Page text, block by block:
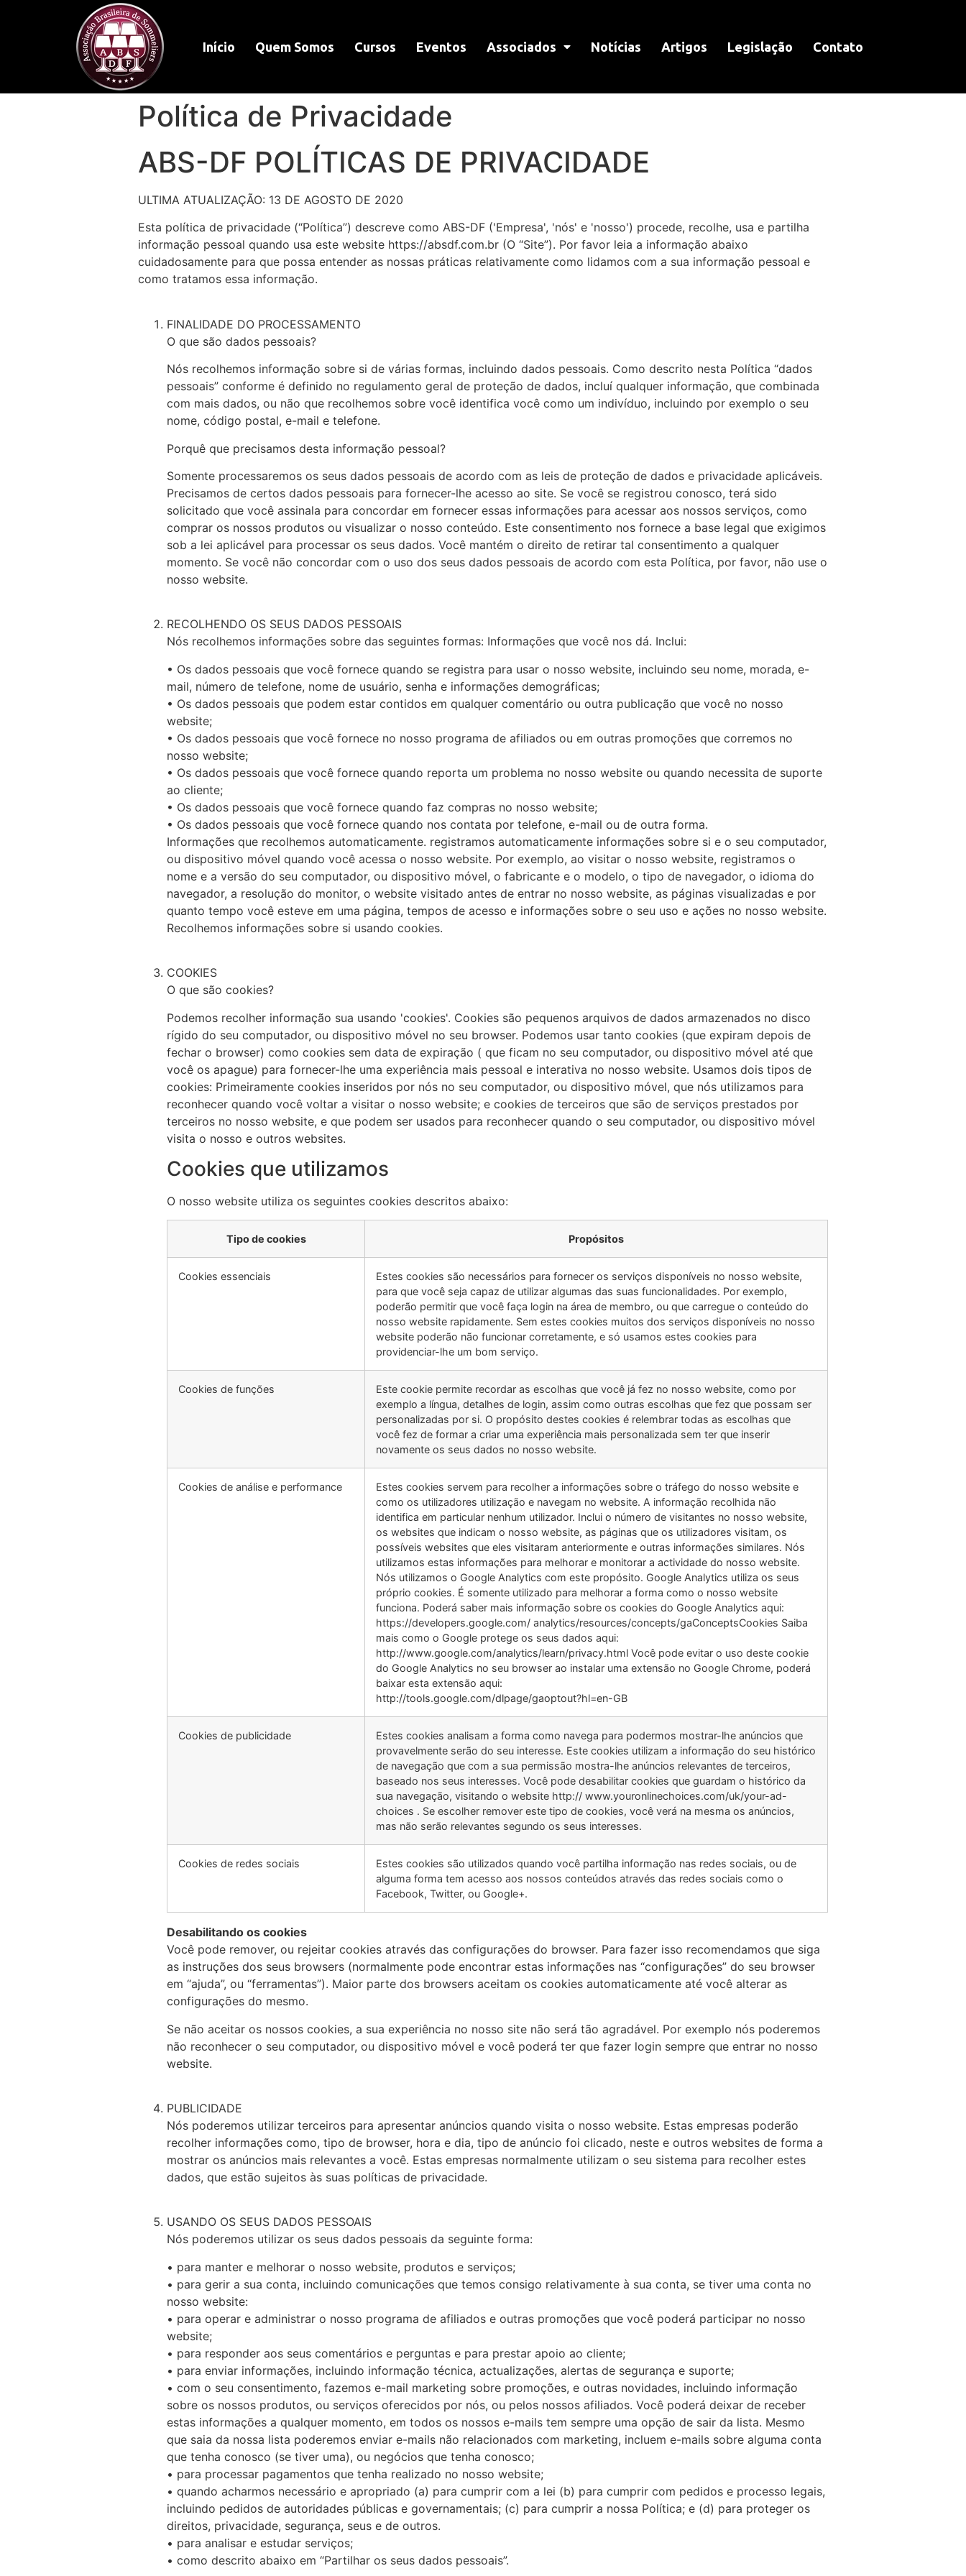
Início Quem Somos Cursos Eventos Associados Notícias Artigos Legislação Contato
Política de Privacidade
ABS-DF POLÍTICAS DE PRIVACIDADE
ULTIMA ATUALIZAÇÃO: 13 DE AGOSTO DE 2020
Esta política de privacidade (“Política”) descreve como ABS-DF ('Empresa', 'nós' e 'nosso') procede, recolhe, usa e partilha
informação pessoal quando usa este website https://absdf.com.br (O “Site”). Por favor leia a informação abaixo
cuidadosamente para que possa entender as nossas práticas relativamente como lidamos com a sua informação pessoal e
como tratamos essa informação.
FINALIDADE DO PROCESSAMENTO
O que são dados pessoais?
Nós recolhemos informação sobre si de várias formas, incluindo dados pessoais. Como descrito nesta Política “dados
pessoais” conforme é definido no regulamento geral de proteção de dados, incluí qualquer informação, que combinada
com mais dados, ou não que recolhemos sobre você identifica você como um indivíduo, incluindo por exemplo o seu
nome, código postal, e-mail e telefone.
Porquê que precisamos desta informação pessoal?
Somente processaremos os seus dados pessoais de acordo com as leis de proteção de dados e privacidade aplicáveis.
Precisamos de certos dados pessoais para fornecer-lhe acesso ao site. Se você se registrou conosco, terá sido
solicitado que você assinala para concordar em fornecer essas informações para acessar aos nossos serviços, como
comprar os nossos produtos ou visualizar o nosso conteúdo. Este consentimento nos fornece a base legal que exigimos
sob a lei aplicável para processar os seus dados. Você mantém o direito de retirar tal consentimento a qualquer
momento. Se você não concordar com o uso dos seus dados pessoais de acordo com esta Política, por favor, não use o
nosso website.
RECOLHENDO OS SEUS DADOS PESSOAIS
Nós recolhemos informações sobre das seguintes formas: Informações que você nos dá. Inclui:
• Os dados pessoais que você fornece quando se registra para usar o nosso website, incluindo seu nome, morada, e-
mail, número de telefone, nome de usuário, senha e informações demográficas;
• Os dados pessoais que podem estar contidos em qualquer comentário ou outra publicação que você no nosso
website;
• Os dados pessoais que você fornece no nosso programa de afiliados ou em outras promoções que corremos no
nosso website;
• Os dados pessoais que você fornece quando reporta um problema no nosso website ou quando necessita de suporte
ao cliente;
• Os dados pessoais que você fornece quando faz compras no nosso website;
• Os dados pessoais que você fornece quando nos contata por telefone, e-mail ou de outra forma.
Informações que recolhemos automaticamente. registramos automaticamente informações sobre si e o seu computador,
ou dispositivo móvel quando você acessa o nosso website. Por exemplo, ao visitar o nosso website, registramos o
nome e a versão do seu computador, ou dispositivo móvel, o fabricante e o modelo, o tipo de navegador, o idioma do
navegador, a resolução do monitor, o website visitado antes de entrar no nosso website, as páginas visualizadas e por
quanto tempo você esteve em uma página, tempos de acesso e informações sobre o seu uso e ações no nosso website.
Recolhemos informações sobre si usando cookies.
COOKIES
O que são cookies?
Podemos recolher informação sua usando 'cookies'. Cookies são pequenos arquivos de dados armazenados no disco
rígido do seu computador, ou dispositivo móvel no seu browser. Podemos usar tanto cookies (que expiram depois de
fechar o browser) como cookies sem data de expiração ( que ficam no seu computador, ou dispositivo móvel até que
você os apague) para fornecer-lhe uma experiência mais pessoal e interativa no nosso website. Usamos dois tipos de
cookies: Primeiramente cookies inseridos por nós no seu computador, ou dispositivo móvel, que nós utilizamos para
reconhecer quando você voltar a visitar o nosso website; e cookies de terceiros que são de serviços prestados por
terceiros no nosso website, e que podem ser usados para reconhecer quando o seu computador, ou dispositivo móvel
visita o nosso e outros websites.
Cookies que utilizamos
O nosso website utiliza os seguintes cookies descritos abaixo:
Tipo de cookies Propósitos
Cookies essenciais
Estes cookies são necessários para fornecer os serviços disponíveis no nosso website,
para que você seja capaz de utilizar algumas das suas funcionalidades. Por exemplo,
poderão permitir que você faça login na área de membro, ou que carregue o conteúdo do
nosso website rapidamente. Sem estes cookies muitos dos serviços disponíveis no nosso
website poderão não funcionar corretamente, e só usamos estes cookies para
providenciar-lhe um bom serviço.
Cookies de funções
Este cookie permite recordar as escolhas que você já fez no nosso website, como por
exemplo a língua, detalhes de login, assim como outras escolhas que fez que possam ser
personalizadas por si. O propósito destes cookies é relembrar todas as escolhas que
você fez de formar a criar uma experiência mais personalizada sem ter que inserir
novamente os seus dados no nosso website.
Cookies de análise e performance
Estes cookies servem para recolher a informações sobre o tráfego do nosso website e
como os utilizadores utilização e navegam no website. A informação recolhida não
identifica em particular nenhum utilizador. Inclui o número de visitantes no nosso website,
os websites que indicam o nosso website, as páginas que os utilizadores visitam, os
possíveis websites que eles visitaram anteriormente e outras informações similares. Nós
utilizamos estas informações para melhorar e monitorar a actividade do nosso website.
Nós utilizamos o Google Analytics com este propósito. Google Analytics utiliza os seus
próprio cookies. É somente utilizado para melhorar a forma como o nosso website
funciona. Poderá saber mais informação sobre os cookies do Google Analytics aqui:
https://developers.google.com/ analytics/resources/concepts/gaConceptsCookies Saiba
mais como o Google protege os seus dados aqui:
http://www.google.com/analytics/learn/privacy.html Você pode evitar o uso deste cookie
do Google Analytics no seu browser ao instalar uma extensão no Google Chrome, poderá
baixar esta extensão aqui:
http://tools.google.com/dlpage/gaoptout?hl=en-GB
Cookies de publicidade
Estes cookies analisam a forma como navega para podermos mostrar-lhe anúncios que
provavelmente serão do seu interesse. Este cookies utilizam a informação do seu histórico
de navegação que com a sua permissão mostra-lhe anúncios relevantes de terceiros,
baseado nos seus interesses. Você pode desabilitar cookies que guardam o histórico da
sua navegação, visitando o website http:// www.youronlinechoices.com/uk/your-ad-
choices . Se escolher remover este tipo de cookies, você verá na mesma os anúncios,
mas não serão relevantes segundo os seus interesses.
Cookies de redes sociais
Estes cookies são utilizados quando você partilha informação nas redes sociais, ou de
alguma forma tem acesso aos nossos conteúdos através das redes sociais como o
Facebook, Twitter, ou Google+.
Desabilitando os cookies
Você pode remover, ou rejeitar cookies através das configurações do browser. Para fazer isso recomendamos que siga
as instruções dos seus browsers (normalmente pode encontrar estas informações nas “configurações” do seu browser
em “ajuda”, ou “ferramentas”). Maior parte dos browsers aceitam os cookies automaticamente até você alterar as
configurações do mesmo.
Se não aceitar os nossos cookies, a sua experiência no nosso site não será tão agradável. Por exemplo nós poderemos
não reconhecer o seu computador, ou dispositivo móvel e você poderá ter que fazer login sempre que entrar no nosso
website.
PUBLICIDADE
Nós poderemos utilizar terceiros para apresentar anúncios quando visita o nosso website. Estas empresas poderão
recolher informações como, tipo de browser, hora e dia, tipo de anúncio foi clicado, neste e outros websites de forma a
mostrar os anúncios mais relevantes a você. Estas empresas normalmente utilizam o seu sistema para recolher estes
dados, que estão sujeitos às suas políticas de privacidade.
USANDO OS SEUS DADOS PESSOAIS
Nós poderemos utilizar os seus dados pessoais da seguinte forma:
• para manter e melhorar o nosso website, produtos e serviços;
• para gerir a sua conta, incluindo comunicações que temos consigo relativamente à sua conta, se tiver uma conta no
nosso website:
• para operar e administrar o nosso programa de afiliados e outras promoções que você poderá participar no nosso
website;
• para responder aos seus comentários e perguntas e para prestar apoio ao cliente;
• para enviar informações, incluindo informação técnica, actualizações, alertas de segurança e suporte;
• com o seu consentimento, fazemos e-mail marketing sobre promoções, e outras novidades, incluindo informação
sobre os nossos produtos, ou serviços oferecidos por nós, ou pelos nossos afiliados. Você poderá deixar de receber
estas informações a qualquer momento, em todos os nossos e-mails tem sempre uma opção de sair da lista. Mesmo
que saia da nossa lista poderemos enviar e-mails não relacionados com marketing, incluem e-mails sobre alguma conta
que tenha conosco (se tiver uma), ou negócios que tenha conosco;
• para processar pagamentos que tenha realizado no nosso website;
• quando acharmos necessário e apropriado (a) para cumprir com a lei (b) para cumprir com pedidos e processo legais,
incluindo pedidos de autoridades públicas e governamentais; (c) para cumprir a nossa Política; e (d) para proteger os
direitos, privacidade, segurança, seus e de outros.
• para analisar e estudar serviços;
• como descrito abaixo em “Partilhar os seus dados pessoais”.